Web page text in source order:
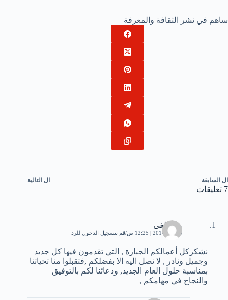
ساهم في نشر الثقافة والمعرفة
ال السابقة ال التالية
7 تعليقات
مصطفى
3 يناير، 2014 | 12:25 ص قم بتسجيل الدخول للرد
نشكركل أعمالكم الجبارة , التي تقدمون فيها كل جديد
وجميل ونادر , لا نصل اليه الا بفضلكم ,فتقبلوا منا تحياتنا
بمناسبة حلول العام الجديد, ودعائنا لكم بالتوفيق
والنجاح في مهامكم ,